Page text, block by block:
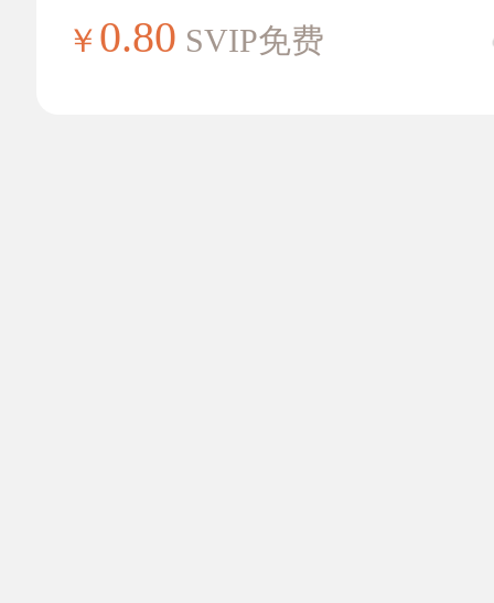
￥ 0.80 SVIP免费